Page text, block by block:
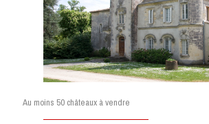
Au moins 50 châteaux à vendre